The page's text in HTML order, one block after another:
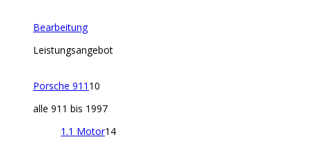
Bearbeitung
Leistungsangebot
Porsche 911 10
alle 911 bis 1997
1.1 Motor14